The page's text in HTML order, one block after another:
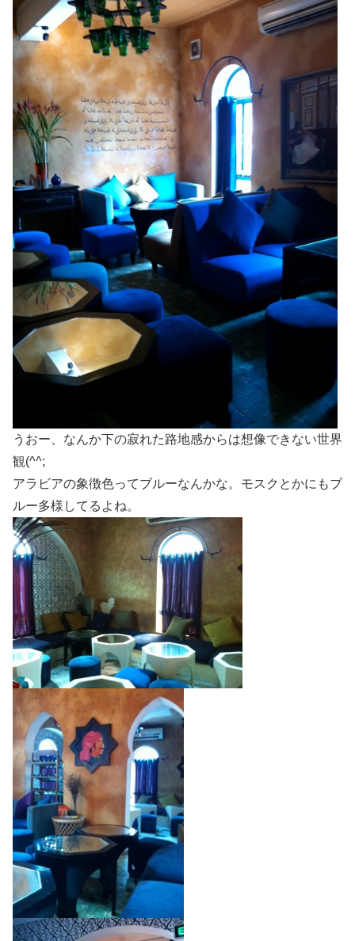
うおー、なんか下の寂れた路地感からは想像できない世界
観(^^;
アラビアの象徴色ってブルーなんかな。モスクとかにもブ
ルー多様してるよね。